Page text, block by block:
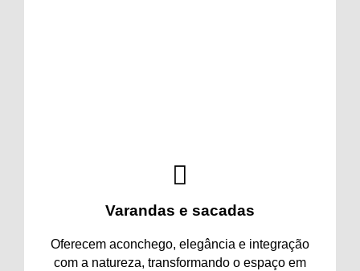
Varandas e sacadas
Oferecem aconchego, elegância e integração
com a natureza, transformando o espaço em